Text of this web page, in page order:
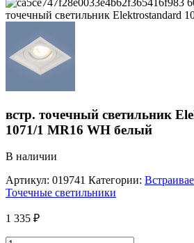
встр. точечный светильник
1071/1 MR16 WH белый
В наличии
Артикул: 019741 Категории:
Точечные светильники
1 335 ₽